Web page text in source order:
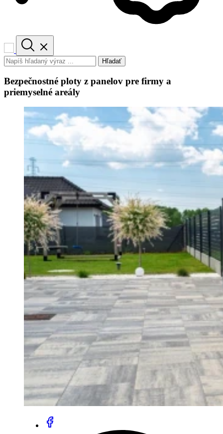
Hľadať
Bezpečnostné ploty z panelov pre firmy a
priemyselné areály